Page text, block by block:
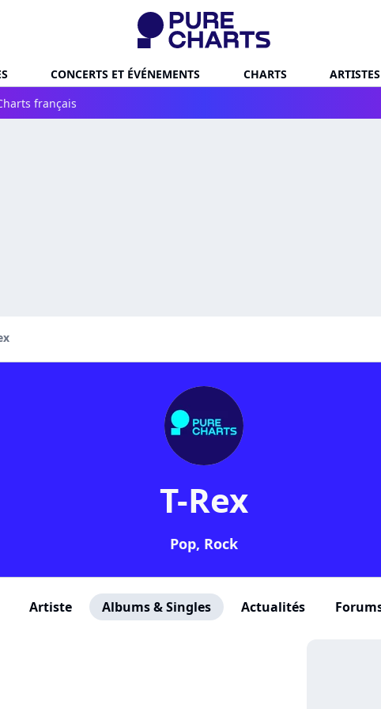
CONCERTS ET ÉVÉNEMENTS CHARTS
ARTISTES
français
T-Rex
Pop, Rock
Artiste Albums & Singles Actualités